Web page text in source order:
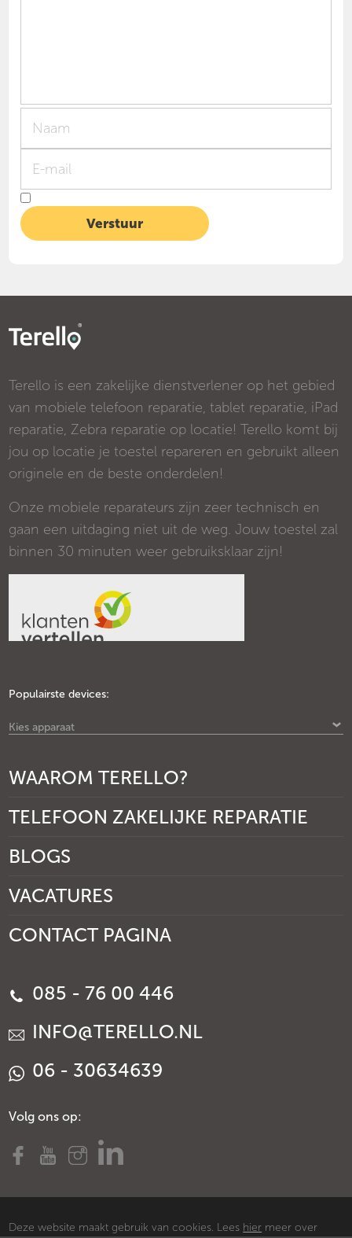
Terello is een zakelijke dienstverlener op het gebied
van mobiele telefoon reparatie, tablet reparatie, iPad
reparatie, Zebra reparatie op locatie! Terello komt bij
jou op locatie je toestel repareren en gebruikt alleen
originele en de beste onderdelen!
Onze mobiele reparateurs zijn zeer technisch en
gaan een uitdaging niet uit de weg. Jouw toestel zal
binnen 30 minuten weer gebruiksklaar zijn!
Populairste devices:
Kies apparaat
WAAROM TERELLO?
TELEFOON ZAKELIJKE REPARATIE
BLOGS
VACATURES
CONTACT PAGINA
085 - 76 00 446
INFO@TERELLO.NL
06 - 30634639
Volg ons op:
Deze website maakt gebruik van cookies. Lees hier meer over